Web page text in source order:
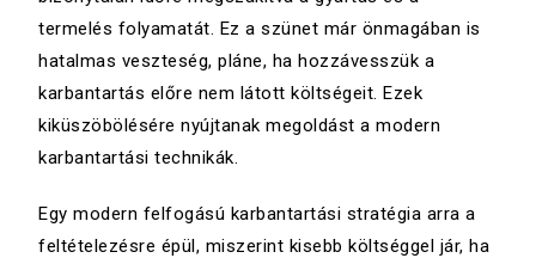
termelés folyamatát. Ez a szünet már önmagában is
hatalmas veszteség, pláne, ha hozzávesszük a
karbantartás előre nem látott költségeit. Ezek
kiküszöbölésére nyújtanak megoldást a modern
karbantartási technikák.
Egy modern felfogású karbantartási stratégia arra a
feltételezésre épül, miszerint kisebb költséggel jár, ha